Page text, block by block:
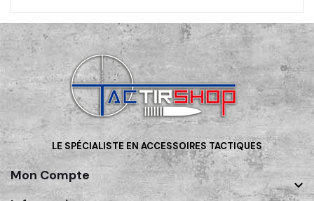
LE SPÉCIALISTE EN ACCESSOIRES TACTIQUES
Mon Compte
